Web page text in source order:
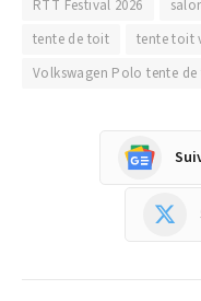
RTT Festival 2026
tente de toit
tente toit
Volkswagen Polo tente